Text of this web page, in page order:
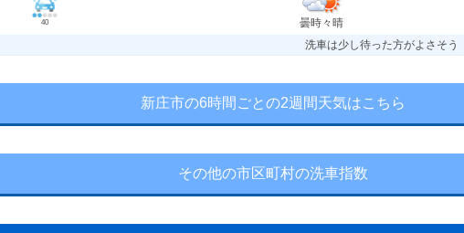
40
曇時々晴
洗車は少し待った方がよさそう
新庄市の6時間ごとの2週間天気はこちら
その他の市区町村の洗車指数